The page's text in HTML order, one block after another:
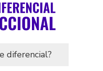
diferencial?